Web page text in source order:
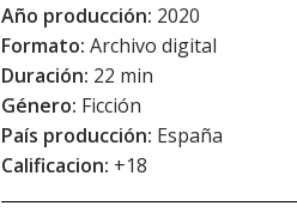
Año producción: 2020
Formato: Archivo digital
Duración: 22 min
Género: Ficción
País producción: España
Calificacion: +18